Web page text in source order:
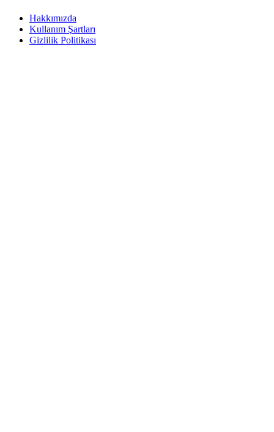
Hakkımızda
Kullanım Şartları
Gizlilik Politikası